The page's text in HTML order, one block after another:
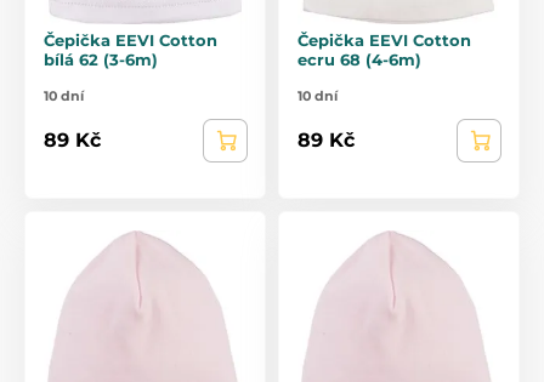
Čepička EEVI Cotton
bílá 62 (3-6m)
10 dní
89 Kč
Čepička EEVI Cotton
ecru 68 (4-6m)
10 dní
89 Kč